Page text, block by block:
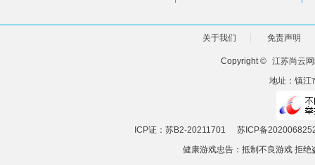
关于我们 免责声明
Copyright © 江苏尚云
地址：镇江
ICP证：苏B2-20211701
苏ICP备
健康游戏忠告：抵制不良游戏 拒